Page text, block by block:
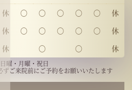
休 〇 〇 〇 〇 〇
休
休 〇 〇 〇 〇 〇
休
休 〇 〇 休
日曜・月曜・祝日
来院前にご予約をお願いいたします